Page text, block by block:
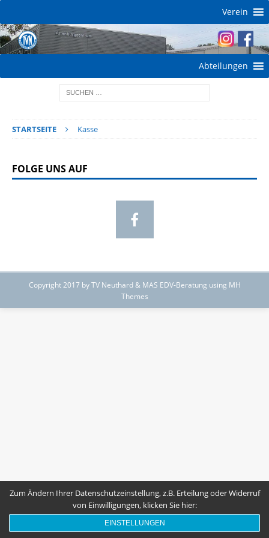
Verein
Abteilungen
STARTSEITE Kasse
FOLGE UNS AUF
Copyright 2017 by TV Neuthard & MAS EDV-Beratung using MH
Themes
Zum Ändern Ihrer Datenschutzeinstellung, z.B. Erteilung oder Widerruf
von Einwilligungen, klicken Sie hier:
EINSTELLUNGEN